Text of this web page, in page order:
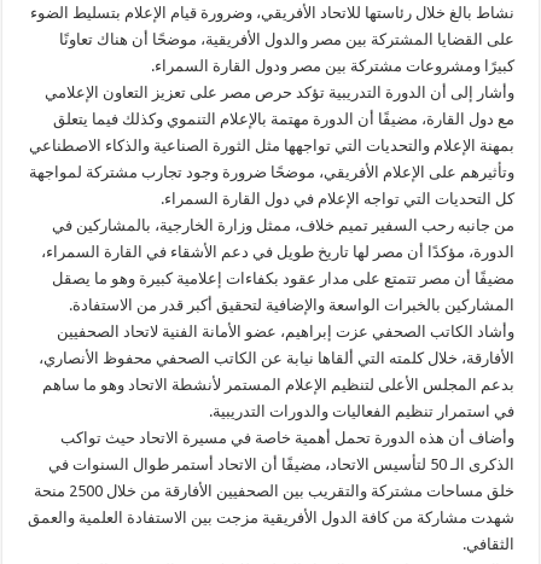
نشاط بالغ خلال رئاستها للاتحاد الأفريقي، وضرورة قيام الإعلام بتسليط الضوء
على القضايا المشتركة بين مصر والدول الأفريقية، موضحًا أن هناك تعاونًا
كبيرًا ومشروعات مشتركة بين مصر ودول القارة السمراء.
وأشار إلى أن الدورة التدريبية تؤكد حرص مصر على تعزيز التعاون الإعلامي
مع دول القارة، مضيفًا أن الدورة مهتمة بالإعلام التنموي وكذلك فيما يتعلق
بمهنة الإعلام والتحديات التي تواجهها مثل الثورة الصناعية والذكاء الاصطناعي
وتأثيرهم على الإعلام الأفريقي، موضحًا ضرورة وجود تجارب مشتركة لمواجهة
كل التحديات التي تواجه الإعلام في دول القارة السمراء.
من جانبه رحب السفير تميم خلاف، ممثل وزارة الخارجية، بالمشاركين في
الدورة، مؤكدًا أن مصر لها تاريخ طويل في دعم الأشقاء في القارة السمراء،
مضيفًا أن مصر تتمتع على مدار عقود بكفاءات إعلامية كبيرة وهو ما يصقل
المشاركين بالخبرات الواسعة والإضافية لتحقيق أكبر قدر من الاستفادة.
وأشاد الكاتب الصحفي عزت إبراهيم، عضو الأمانة الفنية لاتحاد الصحفيين
الأفارقة، خلال كلمته التي ألقاها نيابة عن الكاتب الصحفي محفوظ الأنصاري،
بدعم المجلس الأعلى لتنظيم الإعلام المستمر لأنشطة الاتحاد وهو ما ساهم
في استمرار تنظيم الفعاليات والدورات التدريبية.
وأضاف أن هذه الدورة تحمل أهمية خاصة في مسيرة الاتحاد حيث تواكب
الذكرى الـ 50 لتأسيس الاتحاد، مضيفًا أن الاتحاد أستمر طوال السنوات في
خلق مساحات مشتركة والتقريب بين الصحفيين الأفارقة من خلال 2500 منحة
شهدت مشاركة من كافة الدول الأفريقية مزجت بين الاستفادة العلمية والعمق
الثقافي.